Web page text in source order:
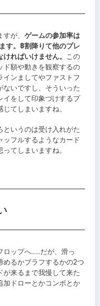
が、 ゲームの参加率は
す。8割降りて他のプレ
ればいけません。 この
ド額や動きを観察するの
ンましてやファストフ
ないですし、そういった
イをして印象づけするプ
てしまいますね。
いうのは受け入れがた
フルするようなカード
てしまいますね。
ロップへ……だが、滑っ
めるかブラフするかの2つ
来るまで我慢して来た
加ドローとかコンボとか